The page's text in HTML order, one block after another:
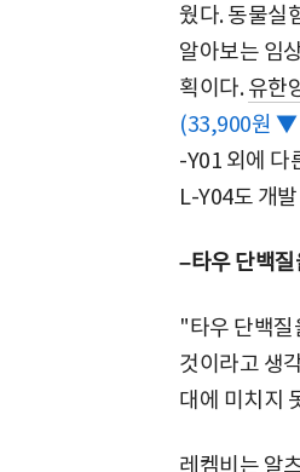
웠다. 동물실
알아보는 임
획이다.유한
(33,900원 ▼
-Y01 외에 다
L-Y04도 개
–타우 단백
"타우 단백질
것이라고 생
대에 미치지
레켐비는 알